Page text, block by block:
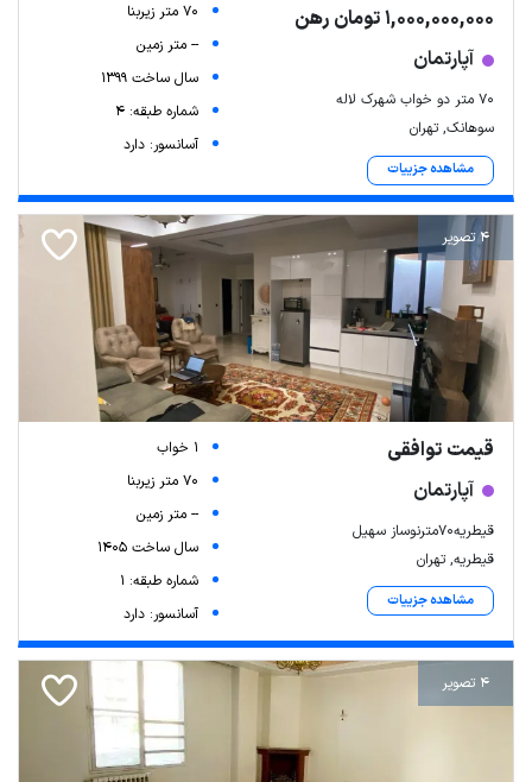
Leaflet| Map data © ariamarz.com
1,000,000,000 تومان رهن
آپارتمان
۷۰ متر دو‌ خواب شهرک لاله
سوهانک, تهران
مشاهده جزییات
70 متر زیربنا
-- متر زمین
سال ساخت 1399
شماره طبقه: 4
آسانسور: دارد
4 تصویر
قیمت توافقی
آپارتمان
قیطریه۷۰مترنوساز سهیل
قیطریه, تهران
مشاهده جزییات
1 خواب
70 متر زیربنا
-- متر زمین
سال ساخت 1405
شماره طبقه: 1
آسانسور: دارد
4 تصویر